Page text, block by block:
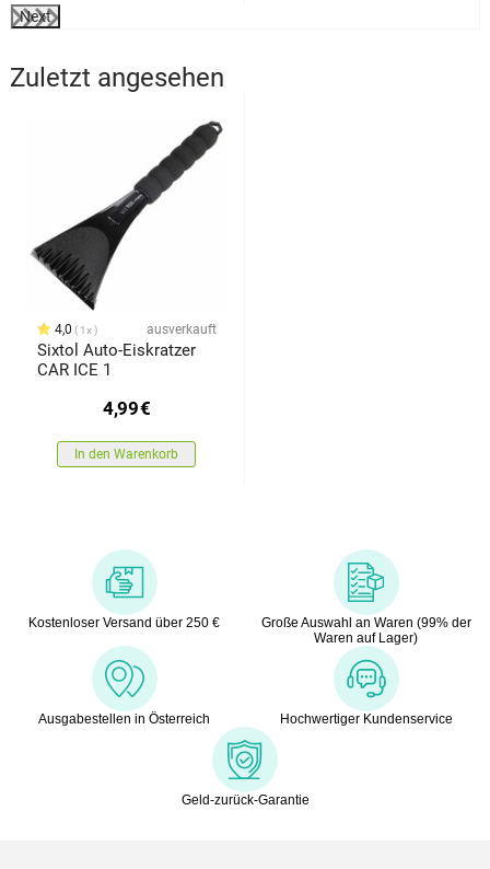
Next
Zuletzt angesehen
4,0 1x ausverkauft
Sixtol Auto-Eiskratzer
CAR ICE 1
4,99€
In den Warenkorb
Kostenloser Versand über 250 €
Große Auswahl an Waren (99% der
Waren auf Lager)
Ausgabestellen in Österreich Hochwertiger Kundenservice
Geld-zurück-Garantie